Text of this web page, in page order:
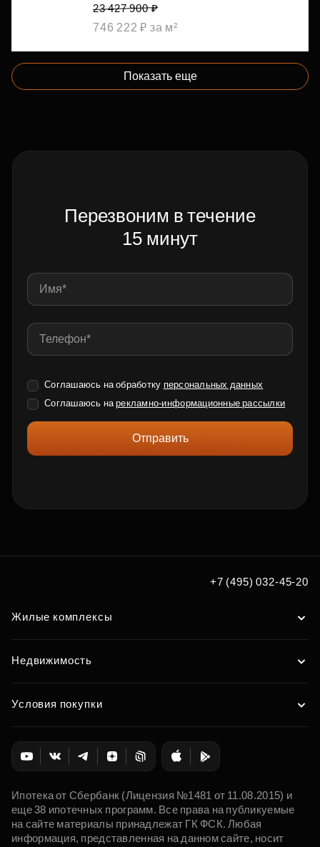
23 427 900 ₽
746 222 ₽ за м²
Показать еще
Перезвоним в течение
15 минут
Соглашаюсь на обработку персональных данных
Соглашаюсь нарекламно-информационные рассылки
Отправить
+7 (495) 032-45-20
Жилые комплексы
Недвижимость
Условия покупки
Ипотека от Сбербанк (Лицензия №1481 от 11.08.2015) и
еще 38 ипотечных программ. Все права на публикуемые
на сайте материалы принадлежат ГК ФСК. Любая
информация, представленная на данном сайте, носит